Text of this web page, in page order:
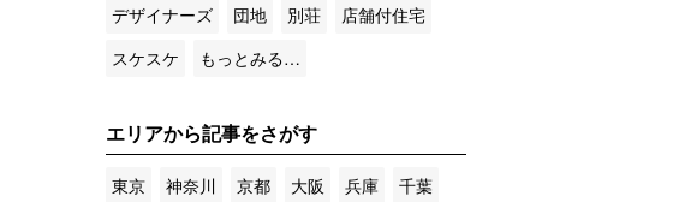
デザイナーズ
団地 別荘
店舗付住宅
スケスケ
もっとみる…
エリアから記事をさがす
東京 神奈川 京都 大阪 兵庫
千葉